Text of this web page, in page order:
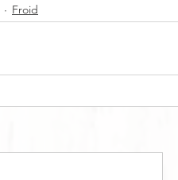
Froid